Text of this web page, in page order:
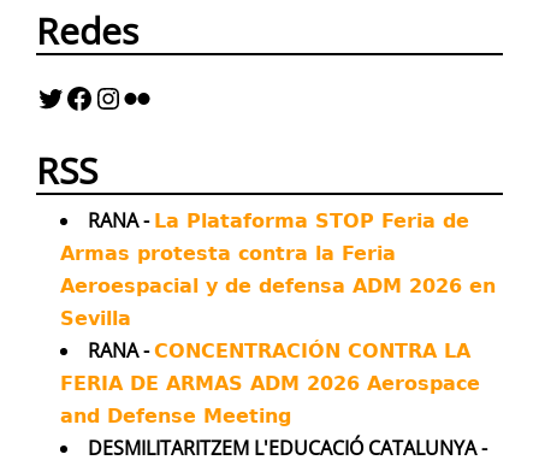
A visual project from Airwars and
@AINowInstitute breaks down how artificial
war - and how militaries are offloading life
44 65 Twitter
Antimilitaristes MOC València Retuiteado
AvatarKenneth Roth @kenroth 20 Jul
Almost all asylum applications by
Russian deserters are being denied by
German authorities, sparking fears of being
sent back to die on the front lines.
16 21 Twitter
Redes
RSS
RANA - La Plataforma STOP Feria de
Armas protesta contra la Feria
Aeroespacial y de defensa ADM 2026 en
Sevilla
RANA -CONCENTRACIÓN CONTRA LA
FERIA DE ARMAS ADM 2026 Aerospace
and Defense Meeting
DESMILITARITZEM L'EDUCACIÓ CATALUNYA -